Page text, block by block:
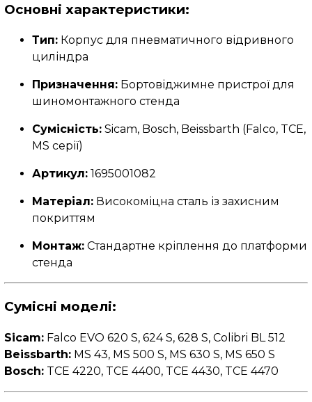
Основні характеристики:
Тип:Корпус для пневматичного відривного
циліндра
Призначення:Бортовіджимне пристрої для
шиномонтажного стенда
Сумісність:Sicam, Bosch, Beissbarth (Falco, TCE,
MS серії)
Артикул:1695001082
Матеріал:Високоміцна сталь із захисним
покриттям
Монтаж:Стандартне кріплення до платформи
стенда
Сумісні моделі:
Sicam:Falco EVO 620 S, 624 S, 628 S, Colibri BL 512
Beissbarth:MS 43, MS 500 S, MS 630 S, MS 650 S
Bosch:TCE 4220, TCE 4400, TCE 4430, TCE 4470